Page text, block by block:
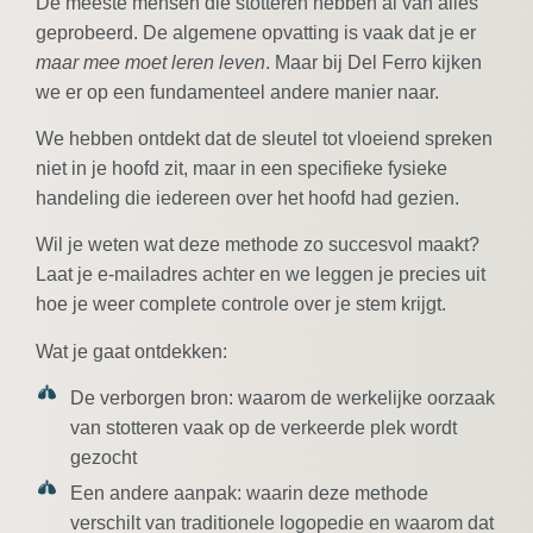
geprobeerd. De algemene opvatting is vaak dat je er
maar mee moet leren leven. Maar bij Del Ferro kijken
we er op een fundamenteel andere manier naar.
We hebben ontdekt dat de sleutel tot vloeiend spreken
niet in je hoofd zit, maar in een specifieke fysieke
handeling die iedereen over het hoofd had gezien.
Wil je weten wat deze methode zo succesvol maakt?
Laat je e-mailadres achter en we leggen je precies uit
hoe je weer complete controle over je stem krijgt.
Wat je gaat ontdekken:
De verborgen bron: waarom de werkelijke oorzaak
van stotteren vaak op de verkeerde plek wordt
gezocht
Een andere aanpak: waarin deze methode
verschilt van traditionele logopedie en waarom dat